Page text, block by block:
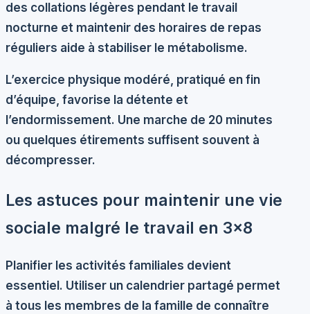
des collations légères pendant le travail
nocturne et maintenir des horaires de repas
réguliers aide à stabiliser le métabolisme.
L’exercice physique modéré, pratiqué en fin
d’équipe, favorise la détente et
l’endormissement. Une marche de 20 minutes
ou quelques étirements suffisent souvent à
décompresser.
Les astuces pour maintenir une vie
sociale malgré le travail en 3×8
Planifier les activités familiales devient
essentiel. Utiliser un calendrier partagé permet
à tous les membres de la famille de connaître